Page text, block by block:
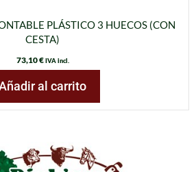
PLÁSTICO 3 HUECOS (CON
CESTA)
73,10€ IVA incl.
al carrito